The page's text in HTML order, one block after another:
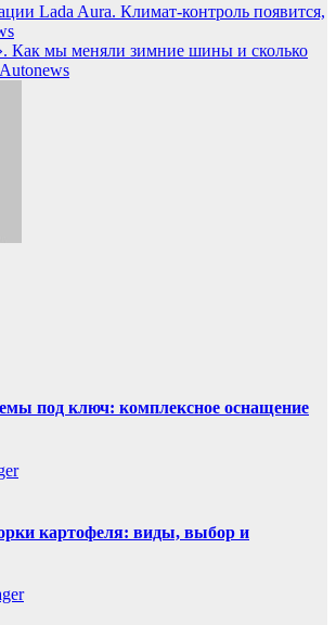
Lada Aura. Климат-контроль появится,
Как мы меняли зимние шины и сколько
под ключ: комплексное оснащение
картофеля: виды, выбор и